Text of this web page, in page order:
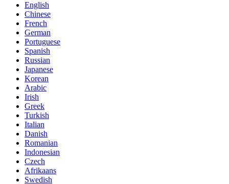
English
Chinese
French
German
Portuguese
Spanish
Russian
Japanese
Korean
Arabic
Irish
Greek
Turkish
Italian
Danish
Romanian
Indonesian
Czech
Afrikaans
Swedish